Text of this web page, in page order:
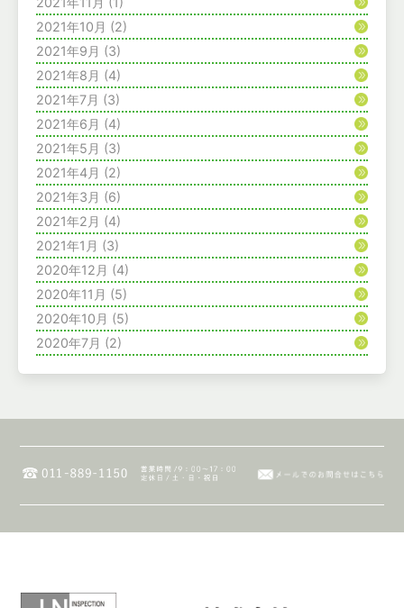
2021年10月 (2)
2021年9月 (3)
2021年8月 (4)
2021年7月 (3)
2021年6月 (4)
2021年5月 (3)
2021年4月 (2)
2021年3月 (6)
2021年2月 (4)
2021年1月 (3)
2020年12月 (4)
2020年11月 (5)
2020年10月 (5)
2020年7月 (2)